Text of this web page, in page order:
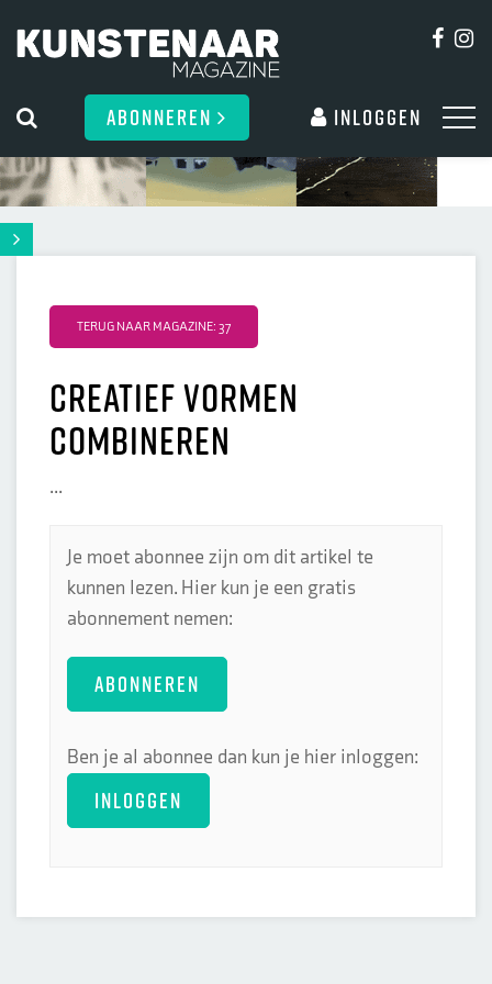
ABONNEREN Inloggen
TERUG NAAR MAGAZINE: 37
Creatief vormen
combineren
...
Je moet abonnee zijn om dit artikel te
kunnen lezen. Hier kun je een gratis
abonnement nemen:
ABONNEREN
Ben je al abonnee dan kun je hier inloggen:
INLOGGEN